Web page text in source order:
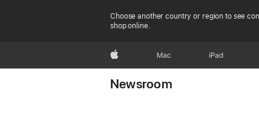
Choose another country or region to see
shop online.
Apple Mac iPad
Newsroom